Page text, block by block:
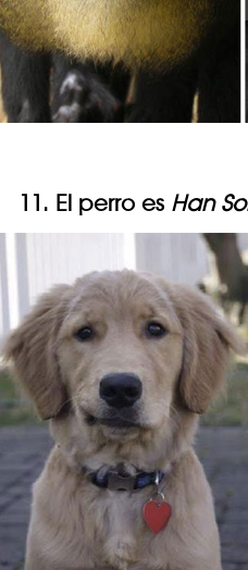
11. El perro es Han